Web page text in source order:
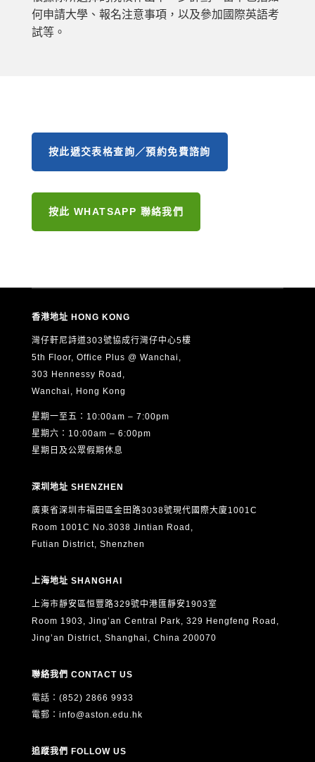
何申請大學、報名注意事項，以及參加國際英語考
試等。
按此遞交表格查詢／預約免費諮詢
按此 WHATSAPP 聯絡我們
香港地址 HONG KONG
灣仔軒尼詩道303號協成行灣仔中心5樓
5th Floor, Office Plus @ Wanchai,
303 Hennessy Road,
Wanchai, Hong Kong
星期一至五：10:00am – 7:00pm
星期六：10:00am – 6:00pm
星期日及公眾假期休息
深圳地址 SHENZHEN
廣東省深圳市福田區金田路3038號現代國際大廈1001C
Room 1001C No.3038 Jintian Road,
Futian District, Shenzhen
上海地址 SHANGHAI
上海市靜安區恒豐路329號中港匯靜安1903室
Room 1903, Jing’an Central Park, 329 Hengfeng Road,
Jing’an District, Shanghai, China 200070
聯絡我們 CONTACT US
電話：(852) 2866 9933
電郵： info@aston.edu.hk
追蹤我們 FOLLOW US